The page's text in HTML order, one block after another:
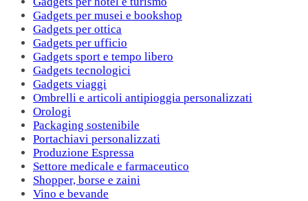
Gadgets per musei e bookshop
Gadgets per ottica
Gadgets per ufficio
Gadgets sport e tempo libero
Gadgets tecnologici
Gadgets viaggi
Ombrelli e articoli antipioggia personalizzati
Orologi
Packaging sostenibile
Portachiavi personalizzati
Produzione Espressa
Settore medicale e farmaceutico
Shopper, borse e zaini
Vino e bevande